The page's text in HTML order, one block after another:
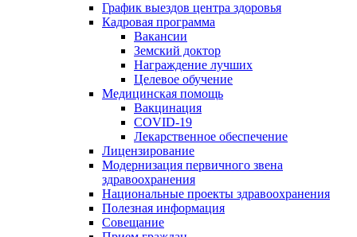
График выездов центра здоровья
Кадровая программа
Вакансии
Земский доктор
Награждение лучших
Целевое обучение
Медицинская помощь
Вакцинация
COVID-19
Лекарственное обеспечение
Лицензирование
Модернизация первичного звена
здравоохранения
Национальные проекты здравоохранения
Полезная информация
Совещание